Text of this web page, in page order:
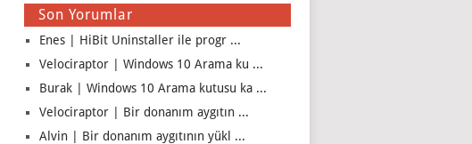
Son Yorumlar
Enes | HiBit Uninstaller ile progr ...
Velociraptor | Windows 10 Arama ku ...
Burak | Windows 10 Arama kutusu ka ...
Velociraptor | Bir donanım aygıtın ...
Alvin | Bir donanım aygıtının yükl ...